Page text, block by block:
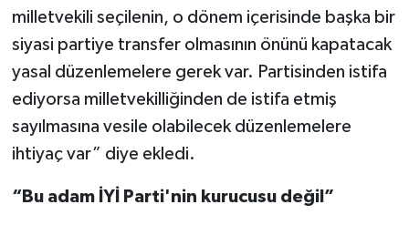
milletvekili seçilenin, o dönem içerisinde başka bir
siyasi partiye transfer olmasının önünü kapatacak
yasal düzenlemelere gerek var. Partisinden istifa
ediyorsa milletvekilliğinden de istifa etmiş
sayılmasına vesile olabilecek düzenlemelere
ihtiyaç var” diye ekledi.
“Bu adam İYİ Parti'nin kurucusu değil”